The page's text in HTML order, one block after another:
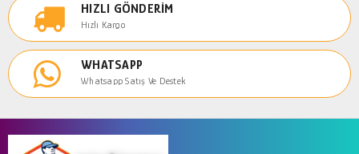
HIZLI GÖNDERIM
Hızlı Kargo
WHATSAPP
Whatsapp Satış Ve Destek